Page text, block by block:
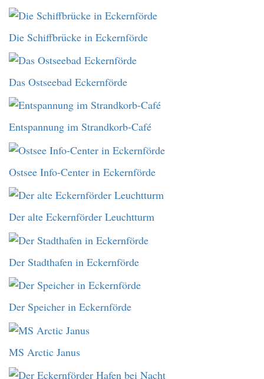
Die Schiffbrücke in Eckernförde
Das Ostseebad Eckernförde
Entspannung im Strandkorb-Café
Ostsee Info-Center in Eckernförde
Der alte Eckernförder Leuchtturm
Der Stadthafen in Eckernförde
Der Speicher in Eckernförde
MS Arctic Janus